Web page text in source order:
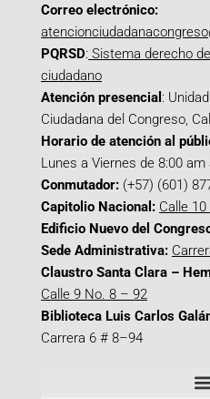
Correo electrónico:
PQRSD: Sistema derecho
ciudadano
Atención presencial :
Ciudadana del Congreso,
Horario de atención al
Lunes a Viernes de 8:00 am
Conmutador: (+57) (601)
Capitolio Nacional: Calle 10
Edificio Nuevo del
Sede Administrativa:
Claustro Santa Clara –
Calle 9 No. 8 – 92
Biblioteca Luis Carlos
Carrera 6 # 8–94